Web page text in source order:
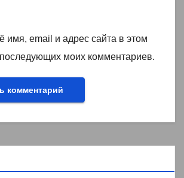
имя, email и адрес сайта в этом
моих комментариев.